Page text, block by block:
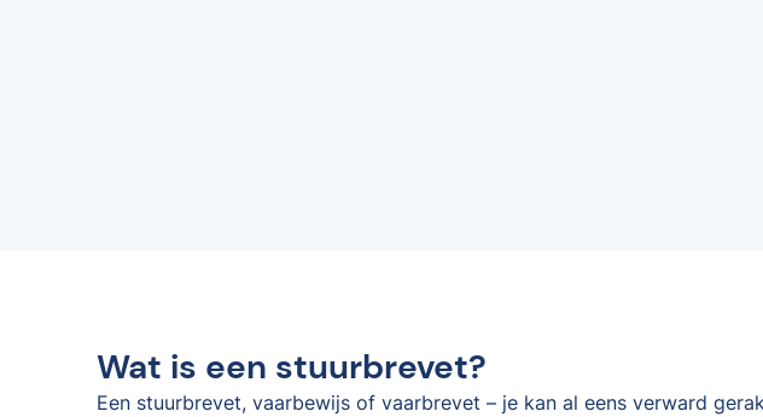
Wat is een stuurbrevet?
Een stuurbrevet, vaarbewijs of vaarbrevet – je kan al eens verward